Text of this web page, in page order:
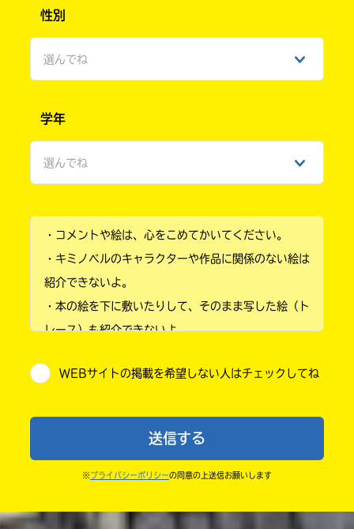
性別
選んでね
ひみつ
学年
選んでね
小学2年
小学4年
小学6年
中学1年
高校生以上
・コメントや絵は、心をこめてかいてください。
・キミノベルのキャラクターや作品に関係のない絵は
紹介できないよ。
・本の絵を下に敷いたりして、そのまま写した絵（ト
レース）も紹介できないよ。
・送ってからすぐには紹介されないので、待ってて
ならないよう気をつけてね。
・キャンペーン開催中は、投稿した後の画面にバナー
・ポプラ社の宣伝物で紹介させてもらうことがある
WEBサイトの掲載を希望しない人はチェックしてね
送信する
※ プライバシーポリシーの同意の上送信お願いします